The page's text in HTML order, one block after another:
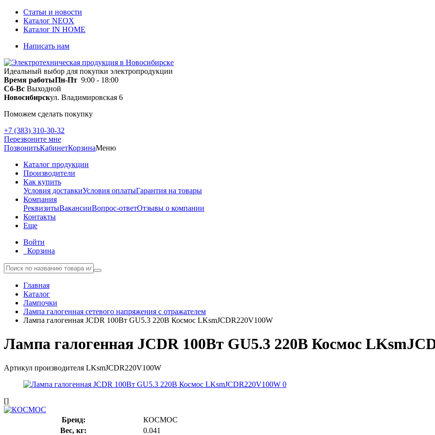
Статьи и новости
Каталог NEOX
Каталог IN HOME
Написать нам
Идеальный выбор для покупки электропродукции
Время работыПн-Пт 9:00 - 18:00
Сб-Вс Выходной
Новосибирскул. Владимировская 6
Поможем сделать покупку
+7 (383) 310-30-32
Перезвоните мне
ПозвонитьКабинетКорзинаМеню
Каталог продукции
Производители
Как купить
Условия доставкиУсловия оплатыГарантия на товары
Компания
РеквизитыВакансииВопрос-ответОтзывы о компании
Контакты
Еще
Войти
Корзина
Главная
Каталог
Лампочки
Лампа галогенная сетевого напряжения с отражателем
Лампа галогенная JCDR 100Вт GU5.3 220В Космос LKsmJCDR220V100W
Лампа галогенная JCDR 100Вт GU5.3 220В Космос
Артикул производителя LKsmJCDR220V100W
[]
Бренд:
КОСМОС
Вес, кг:
0.041